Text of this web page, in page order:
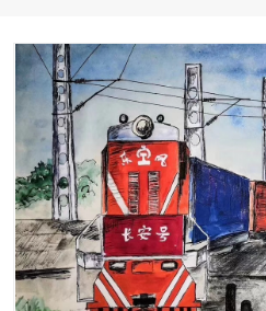
俄罗斯快递
深圳DHL国际快递
UPS国际快递
深圳国际物流公司
DHL国际快递电话